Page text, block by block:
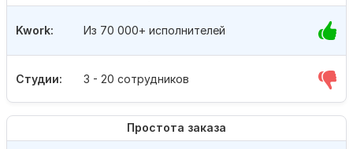
Студии: 3 - 20 сотрудников
Kwork: Из 70 000+ исполнителей
Простота заказа